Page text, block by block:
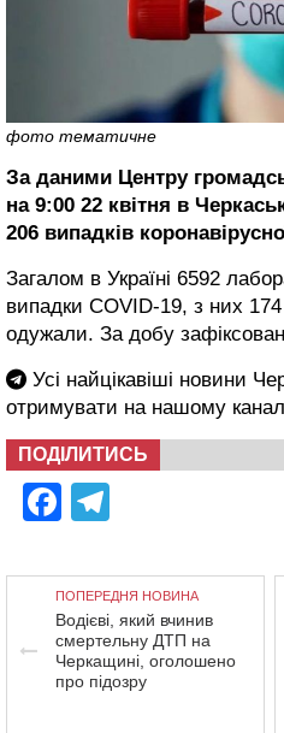
фото тематичне
За даними Центру
на 9:00 22 квітня в
206 випадків
Загалом в Україні 6592
випадки COVID-19, з них 174
одужали. За добу
Усі найцікавіші новини
отримувати на нашому
ПОДІЛИТИСЬ
Facebook
ПОПЕРЕДНЯ НОВИНА
Водієві, який вчинив
смертельну ДТП на
Черкащині, оголошено
про підозру